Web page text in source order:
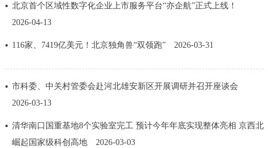
12345网上接诉即办 我要咨询 我要建议
参与调查 在线访谈 图说互动
北京概况 十六区概览
北京首个区域性数字化企业上市服务平台“亦企航”正式上线！
2026-04-13
116家、7419亿美元！北京独角兽“双领跑” 2026-03-31
市科委、中关村管委会赴河北雄安新区开展调研并召开座谈会
2026-03-13
清华南口国重基地8个实验室完工 预计今年年底实现整体亮相 京西北
崛起国家级科创高地
2026-03-03